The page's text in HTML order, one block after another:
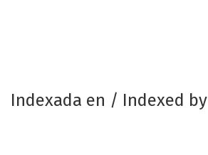
Indexada en / Indexed by